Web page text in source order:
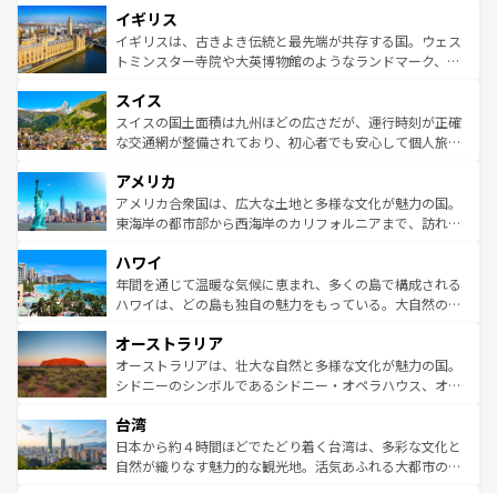
いる。シャンパンの発祥地であるランス、プロヴァンスの
香り高いラベンダー畑など、多彩な楽しみ方が可能だ。さ
らに、パリ以外の地域にも魅力が溢れており、どの街角に
れる地方に足を運ぶとそれぞれで全く異なる文化を体験で
きるだろう。 なお、新着のフランス情報はコンテンツ一覧
を参照してほしい。
顔を持つこの国は、どこを歩いても飽きることがない。ベ
ルリンの文化的活気、バイエルン州のアルプスの絶景、そ
してライン川沿いのワイン畑といった風景は必見。ビール
は、お酒好きな人にはぜひ体験してほしい。 なお、新着の
ドイツ情報はコンテンツ一覧を参照してほしい。
イギリス
イギリスは、古きよき伝統と最先端が共存する国。ウェス
トミンスター寺院や大英博物館のようなランドマーク、歴
リアごとに異なる魅力がある。また、優雅なアフタヌーン
ティー、ビール好きにはたまらない英国パブ、サッカー観
戦など、本場だからこそできる体験も豊富。イギリスを旅
ンツ一覧を参照してほしい。
スイス
スイスの国土面積は九州ほどの広さだが、運行時刻が正確
な交通網が整備されており、初心者でも安心して個人旅行
の建物がそのまま残る町や、スイスならではのユニークな
博物館もあり、アルプス観光だけでなく町歩きも満喫する
ことができる。国民の所得が高いため物価も高いが、旅行
ば市内交通費無料で観光を楽しむこともできる。 なお、新
着のスイス情報はコンテンツ一覧 を参照してほしい。
アメリカ
アメリカ合衆国は、広大な土地と多様な文化が魅力の国。
東海岸の都市部から西海岸のカリフォルニアまで、訪れる
のような巨大都市は、観光、ショッピング、エンターテイ
ンメントが詰まった刺激的なスポットだ。一方、アメリカ
西部には大自然が広がり、グランドキャニオンやイエロー
部のニューオーリンズでは、音楽と美食が融合した独特の
文化が魅力。旅行者はアメリカの各地域で異なる魅力を楽
しみながら、その多様性と豊かな歴史を感じることができ
ならではの贅沢な旅のスタイルだ。 なお、新着のアメリカ
情報はコンテンツ一覧を参照してほしい。
ハワイ
年間を通じて温暖な気候に恵まれ、多くの島で構成される
ハワイは、どの島も独自の魅力をもっている。大自然の神
ワイ島は見逃せない。また、定番の観光地といえばオアフ
島だが、静かな自然を求めるならマウイ島やカウアイ島が
おすすめ。エメラルドグリーンに輝く海をはじめ、豊かな
れるおもてなしの心で訪れる人々を迎えてくれるハワイの
人々、おいしいローカルフードやハワイアンミュージッ
ク、伝統的なフラダンスなど、すべてがハワイの魅力を彩
オーストラリア
オーストラリアは、壮大な自然と多様な文化が魅力の国。
シドニーのシンボルであるシドニー・オペラハウス、オー
リアリーフや大陸中央部にそびえるウルル（エアーズロッ
ク）、タスマニアの美しい原生林やケアンズの熱帯雨林な
ど、見どころがたくさん。また、カフェやワイン、オージ
台湾
日本から約４時間ほどでたどり着く台湾は、多彩な文化と
自然が織りなす魅力的な観光地。活気あふれる大都市の台